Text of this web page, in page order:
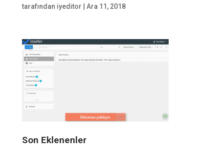
tarafından iyeditor Ara 11, 2018
Son Eklenenler